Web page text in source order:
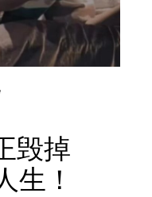
毁掉
生！